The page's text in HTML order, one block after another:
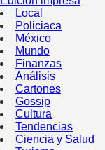
Local
Policiaca
México
Mundo
Finanzas
Análisis
Cartones
Gossip
Cultura
Tendencias
Ciencia y Salud